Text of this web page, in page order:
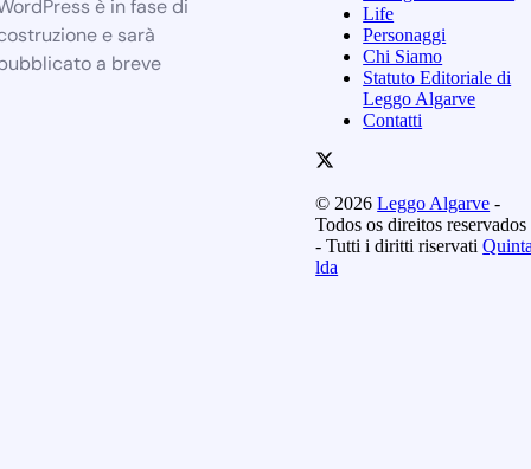
è in fase di
e sarà
a breve
Life
Personaggi
Chi Siamo
Statuto Editoriale di
Leggo Algarve
Contatti
© 2026Leggo Algarve -
Todos os direitos reservados
- Tutti i diritti riservati
lda